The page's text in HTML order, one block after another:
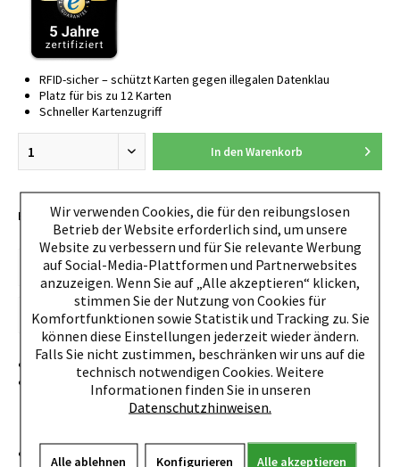
RFID-sicher – schützt Karten gegen illegalen Datenklau
Platz für bis zu 12 Karten
Schneller Kartenzugriff
In denWarenkorb
EAN: 4260050241730
Designed and Made in Germany
Platz für bis zu 12 Plastikkarten (Alu-Etui: 5 Karten, Mix
aus max. 4 geprägten und 1 glatten
Karte/Echtlederumschlag: bis zu 7 Karten, Geldscheine,
Das innere Aluminium-Etui ist RFID-Safe
Wir verwenden Cookies, die für den reibungslosen
Betrieb der Website erforderlich sind, um unsere
Website zu verbessern und für Sie relevante Werbung
auf Social-Media-Plattformen und Partnerwebsites
anzuzeigen. Wenn Sie auf „Alle akzeptieren“ klicken,
stimmen Sie der Nutzung von Cookies für
Komfortfunktionen sowie Statistik und Tracking zu. Sie
können diese Einstellungen jederzeit wieder ändern.
Falls Sie nicht zustimmen, beschränken wir uns auf die
technisch notwendigen Cookies. Weitere
Informationen finden Sie in unseren
Datenschutzhinweisen.
Alle ablehnen Konfigurieren Alle akzeptieren